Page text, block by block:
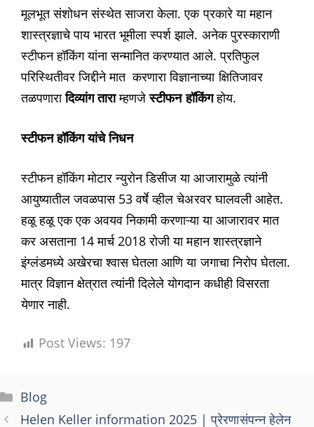
मूलभूत संशोधन संस्थेत साजरा केला. एक प्रकारे या महान
शास्त्रज्ञाचे पाय भारत भूमीला स्पर्श झाले. अनेक पुरस्काराणी
स्टीफन हॉकिंग यांना सन्मानित करण्यात आले. प्रतिफुल
परिस्थितीवर जिद्दीने मात करणारा विज्ञानाच्या क्षितिजावर
तळपणारादिव्यांग ताराम्हणजेस्टीफन हॉकिंगहोय.
स्टीफन हॉकिंग यांचे निधन
स्टीफन हॉकिंग मोटार न्युरोन डिसीज या आजारामुळे त्यांनी
आयुष्यातील जवळपास 53 वर्षे व्हील चेअरवर घालवली आहेत.
हळू हळू एक एक अवयव निकामी करणाऱ्या या आजारावर मात
कर असताना 14 मार्च 2018 रोजी या महान शास्त्रज्ञाने
इंग्लंडमध्ये अखेरचा श्वास घेतला आणि या जगाचा निरोप घेतला.
मात्र विज्ञान क्षेत्रात त्यांनी दिलेले योगदान कधीही विसरता
येणार नाही.
Post Views: 197
Categories
Blog
Helen Keller information 2025 | प्रेरणासंपन्न हेलेन